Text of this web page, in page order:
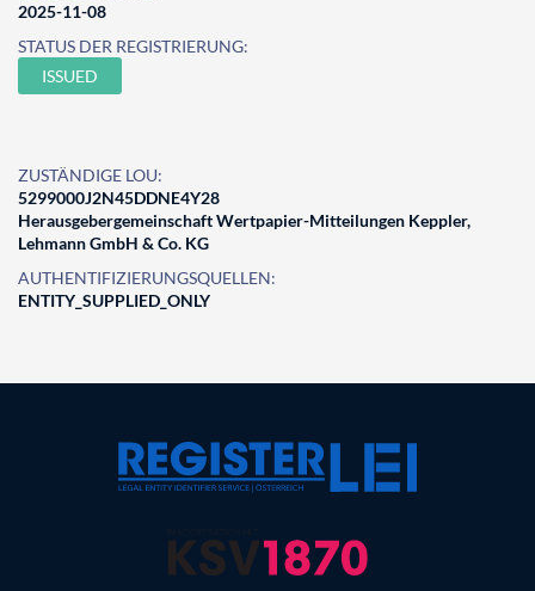
2025-11-08
STATUS DER REGISTRIERUNG:
ISSUED
ZUSTÄNDIGE LOU:
5299000J2N45DDNE4Y28
Herausgebergemeinschaft Wertpapier-Mitteilungen Keppler,
Lehmann GmbH & Co. KG
AUTHENTIFIZIERUNGSQUELLEN:
ENTITY_SUPPLIED_ONLY